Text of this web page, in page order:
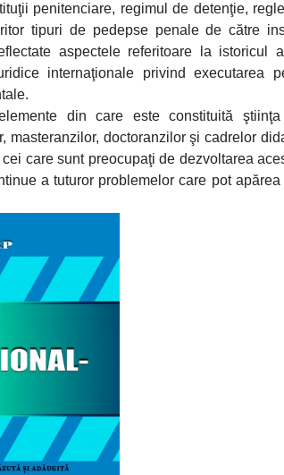
penitenciare, regimul de detenţie,
tipuri de pedepse penale de către
aspectele referitoare la istoricul
internaţionale privind executarea
din care este constituită ştiinţa
doctoranzilor şi cadrelor
care sunt preocupaţi de dezvoltarea
a tuturor problemelor care pot